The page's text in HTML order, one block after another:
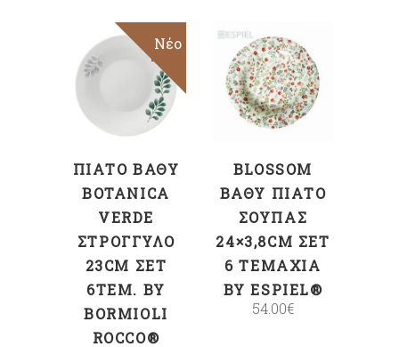
Sale
Νέο
ΠΡΟΣΘΉΚΗ
ΣΤΟ ΚΑΛΆΘΙ
ΠΙΆΤΟ ΒΑΘΎ
BOTANICA
VERDE
ΣΤΡΟΓΓΥΛΌ
23CM ΣΕΤ
6ΤΕΜ. BY
BORMIOLI
ROCCO®
ΠΡΟΣΘΉΚΗ
ΣΤΟ ΚΑΛΆΘΙ
BLOSSOM
ΒΑΘΎ ΠΙΆΤΟ
ΣΟΎΠΑΣ
24×3,8CM ΣΕΤ
6 ΤΕΜΆΧΙΑ
BY ESPIEL®
54.00€